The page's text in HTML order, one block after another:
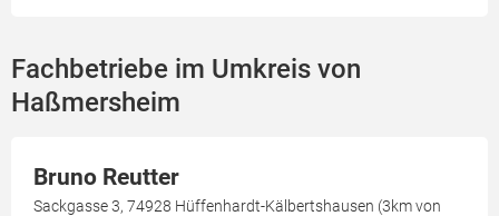
Fachbetriebe im Umkreis von
Haßmersheim
Bruno Reutter
Sackgasse 3, 74928 Hüffenhardt-Kälbertshausen (3km von